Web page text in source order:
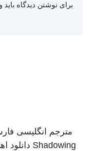
برای نوشتن دیدگاه باید
مترجم انگلیسی
Shadowing دانلود